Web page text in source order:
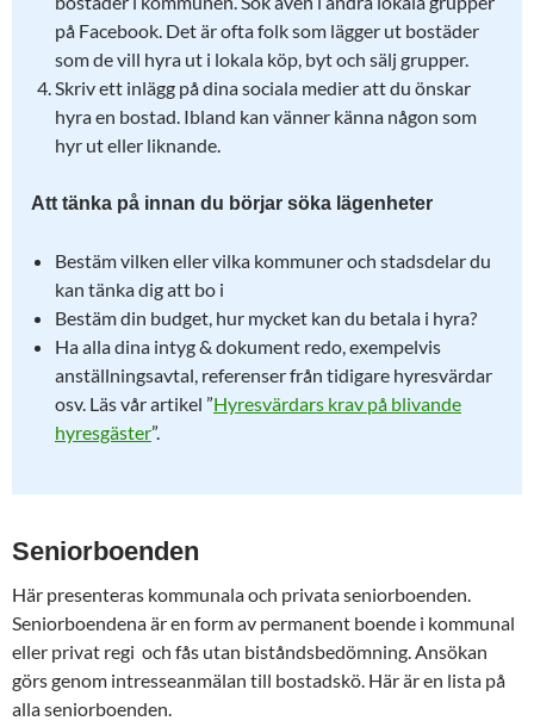
på Facebook. Det är ofta folk som lägger ut bostäder
som de vill hyra ut i lokala köp, byt och sälj grupper.
Skriv ett inlägg på dina sociala medier att du önskar
hyra en bostad. Ibland kan vänner känna någon som
hyr ut eller liknande.
Att tänka på innan du börjar söka lägenheter
Bestäm vilken eller vilka kommuner och stadsdelar du
kan tänka dig att bo i
Bestäm din budget, hur mycket kan du betala i hyra?
Ha alla dina intyg & dokument redo, exempelvis
anställningsavtal, referenser från tidigare hyresvärdar
osv. Läs vår artikel ”Hyresvärdars krav på blivande
hyresgäster”.
Seniorboenden
Här presenteras kommunala och privata seniorboenden.
Seniorboendena är en form av permanent boende i kommunal
eller privat regi och fås utan biståndsbedömning. Ansökan
görs genom intresseanmälan till bostadskö. Här är en lista på
alla seniorboenden.